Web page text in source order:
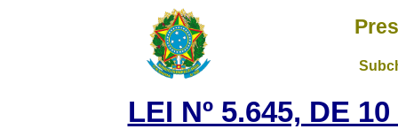
LEI Nº 5.645, DE